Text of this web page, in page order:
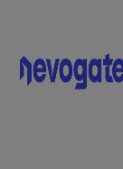
2025-12-
semi